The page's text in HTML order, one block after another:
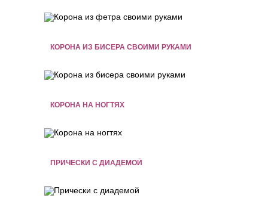
КОРОНА ИЗ БИСЕРА СВОИМИ РУКАМИ
КОРОНА НА НОГТЯХ
ПРИЧЕСКИ С ДИАДЕМОЙ